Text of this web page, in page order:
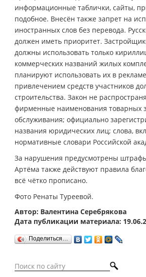
информационные таблички, сайты,
подобное. Внесён также запрет на
иностранных слов без перевода.
должен иметь приоритет.
должны использовать только
коммерческих названий жилых
планируют использовать их в
привлечением средств участников
строительства. Закон не
фирменные наименования товарных
обслуживания; официально
названия юридических лиц; слова,
нормативные словари Российской
За нарушения предусмотрены
Артёма также действуют правила
всё чётко прописано.
Фото Ренаты Туреевой.
Автор: Валентина Серебрякова
Дата публикации материала:
Поделиться…